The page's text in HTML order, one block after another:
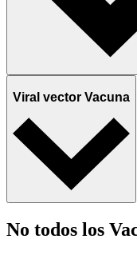
Viral vector Vacuna
No todos los